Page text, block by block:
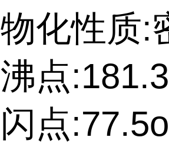
物化性质:
沸点
闪点